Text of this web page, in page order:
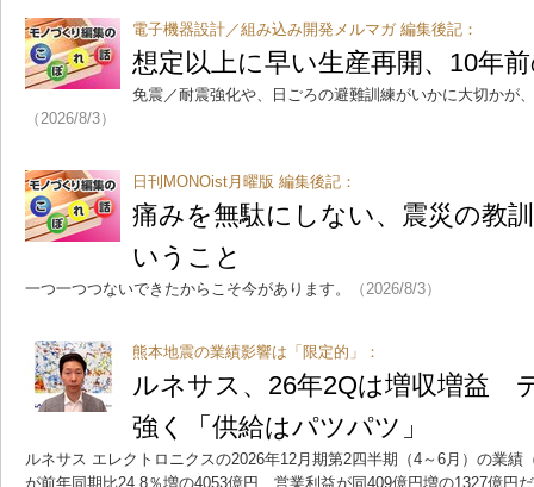
電子機器設計／組み込み開発メルマガ 編集後記：
想定以上に早い生産再開、10年
免震／耐震強化や、日ごろの避難訓練がいかに大切かが
（2026/8/3）
日刊MONOist月曜版 編集後記：
痛みを無駄にしない、震災の教
いうこと
一つ一つつないできたからこそ今があります。 （2026/8/3）
熊本地震の業績影響は「限定的」：
ルネサス、26年2Qは増収増益
強く「供給はパツパツ」
ルネサス エレクトロニクスの2026年12月期第2四半期（4～6月）の業績
が前年同期比24.8％増の4053億円、営業利益が同409億円増の1327億円